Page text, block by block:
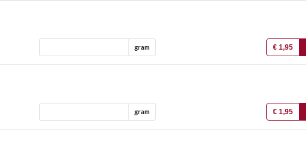
gram € 1,95
gram € 1,95